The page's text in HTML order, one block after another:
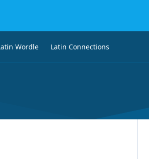
Wordle Latin Connections